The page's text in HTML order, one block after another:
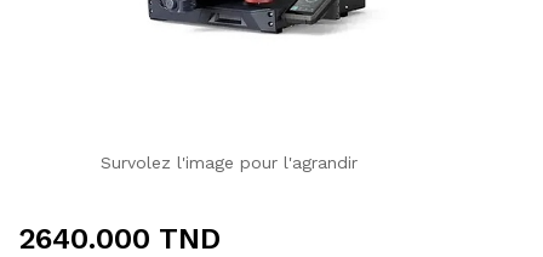
Survolez l'image pour l'agrandir
2640.000 TND